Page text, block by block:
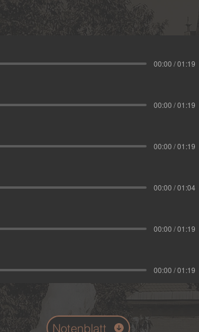
00:00 / 01:19
00:00 / 01:19
00:00 / 01:19
00:00 / 01:04
00:00 / 01:19
00:00 / 01:19
Notenblatt